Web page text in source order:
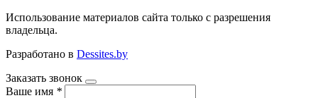
Использование материалов сайта только с разрешения
владельца.
Разработано в Dessites.by
Заказать звонок
Ваше имя *